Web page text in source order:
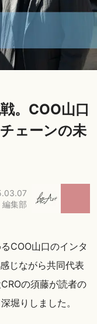
。COO山口
ェーンの未
集部
COO山口のインタ
じながら共同代表
の須藤が読者の
堀りしました。